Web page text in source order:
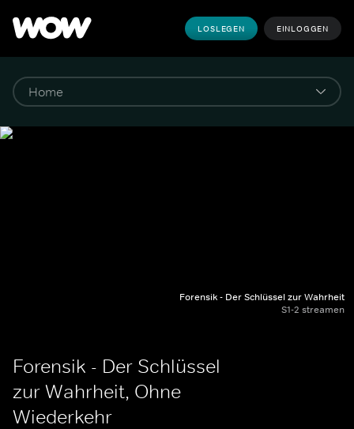
LOSLEGEN EINLOGGEN
Forensik - Der Schlüssel zur Wahrheit
S1-2 streamen
Forensik - Der Schlüssel
zur Wahrheit, Ohne
Wiederkehr